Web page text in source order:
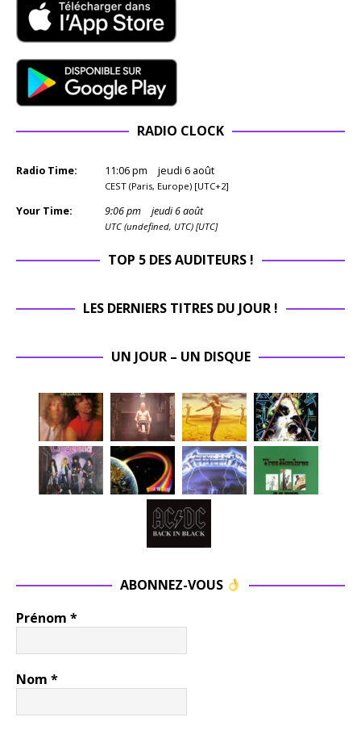
RADIO CLOCK
Radio Time: 11:06pm jeudi 6 août
CEST (Paris, Europe) [UTC+2]
Your Time: 9:06pm jeudi 6 août
UTC (undefined, UTC) [UTC]
TOP 5 DES AUDITEURS !
LES DERNIERS TITRES DU JOUR !
UN JOUR – UN DISQUE
ABONNEZ-VOUS
Prénom *
Nom *